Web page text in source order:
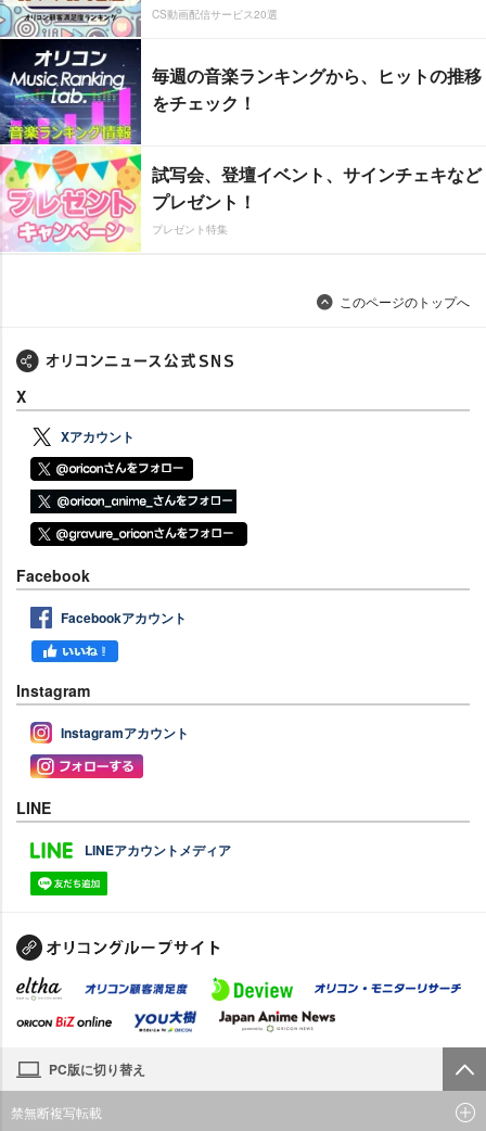
CS動画配信サービス20選
毎週の音楽ランキングから、ヒットの推移
をチェック！
試写会、登壇イベント、サインチェキなど
プレゼント！
プレゼント特集
このページのトップへ
X
Xアカウント
Facebook
Facebookアカウント
Instagram
Instagramアカウント
LINE
LINEアカウントメディア
PC版に切り替え
禁無断複写転載